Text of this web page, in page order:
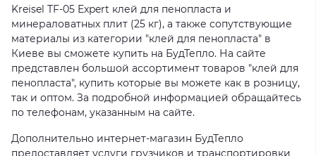
Kreisel TF-05 Expert клей для пенопласта и
минераловатных плит (25 кг), а также сопутствующие
материалы из категории "клей для пенопласта" в
Киеве вы сможете купить на БудТепло. На сайте
представлен большой ассортимент товаров "клей для
пенопласта", купить которые вы можете как в розницу,
так и оптом. За подробной информацией обращайтесь
по телефонам, указанным на сайте.
Дополнительно интернет-магазин БудТепло
предоставляет услуги грузчиков и транспортировки